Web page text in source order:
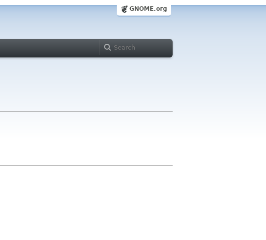
GNOME.org